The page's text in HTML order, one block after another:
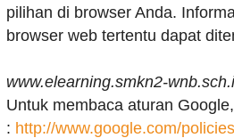
pilihan di browser Anda.
browser web tertentu dapat
www.elearning.smkn2-
Untuk membaca aturan
: http://www.google.com/